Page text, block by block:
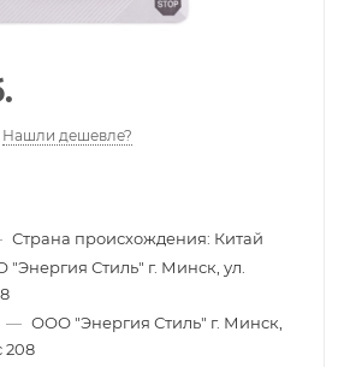
Нашли дешевле?
Страна происхождения: Китай
Стиль" г. Минск, ул.
— ООО "Энергия Стиль" г. Минск,
208